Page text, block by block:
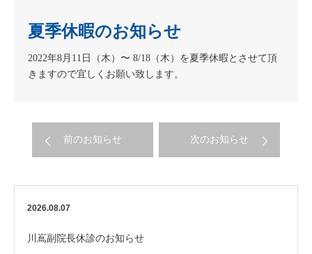
夏季休暇のお知らせ
2022年8月11日（木）〜 8/18（木）を夏季休暇とさせて頂
きますので宜しくお願い致します。
前のお知らせ 次のお知らせ
2026.08.07
川嶌副院長休診のお知らせ